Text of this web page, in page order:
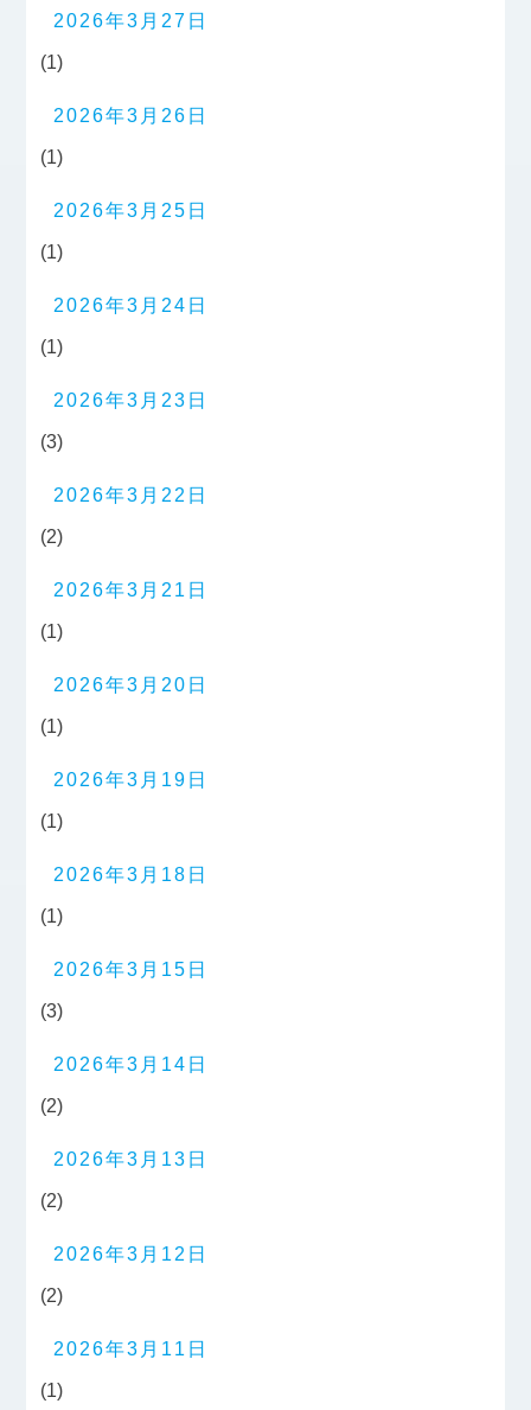
2026年3月27日
(1)
2026年3月26日
(1)
2026年3月25日
(1)
2026年3月24日
(1)
2026年3月23日
(3)
2026年3月22日
(2)
2026年3月21日
(1)
2026年3月20日
(1)
2026年3月19日
(1)
2026年3月18日
(1)
2026年3月15日
(3)
2026年3月14日
(2)
2026年3月13日
(2)
2026年3月12日
(2)
2026年3月11日
(1)